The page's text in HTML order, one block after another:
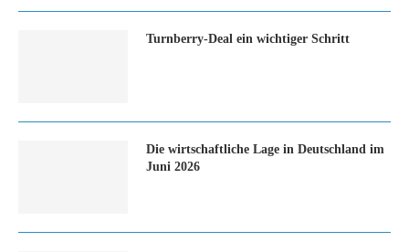
Turn­ber­ry-Deal ein wich­ti­ger Schritt
Die wirtschaftliche Lage in Deutschland im
Juni 2026